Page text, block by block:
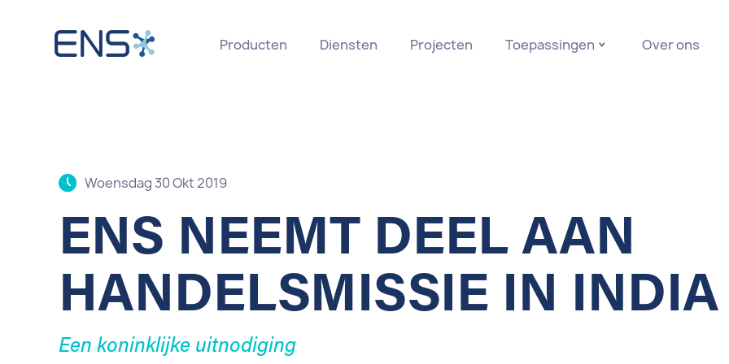
Producten Diensten Projecten Toepassingen Over ons
Woensdag 30 Okt 2019
ENS NEEMT DEEL AAN
HANDELSMISSIE IN INDIA
Een koninklijke uitnodiging